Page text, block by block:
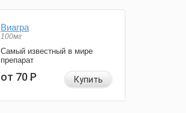
Виагра
100мг
Самый известный в мире
препарат
от 70Р Купить